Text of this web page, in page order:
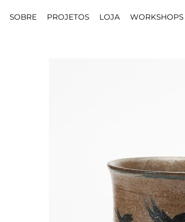
SOBRE PROJETOS LOJA WORKSHOPS